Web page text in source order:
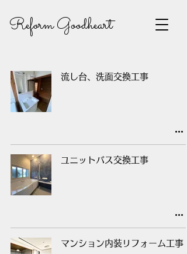
Reform Goodheart
流し台、洗面交換工事
ユニットバス交換工事
マンション内装リフォーム工事